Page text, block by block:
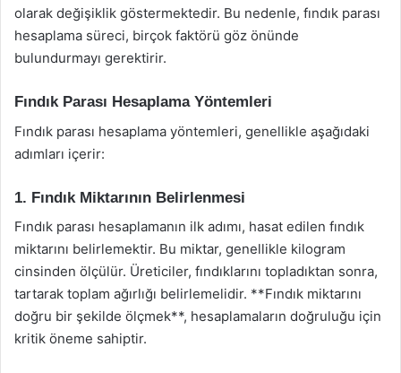
olarak değişiklik göstermektedir. Bu nedenle, fındık parası
hesaplama süreci, birçok faktörü göz önünde
bulundurmayı gerektirir.
Fındık Parası Hesaplama Yöntemleri
Fındık parası hesaplama yöntemleri, genellikle aşağıdaki
adımları içerir:
1. Fındık Miktarının Belirlenmesi
Fındık parası hesaplamanın ilk adımı, hasat edilen fındık
miktarını belirlemektir. Bu miktar, genellikle kilogram
cinsinden ölçülür. Üreticiler, fındıklarını topladıktan sonra,
tartarak toplam ağırlığı belirlemelidir. **Fındık miktarını
doğru bir şekilde ölçmek**, hesaplamaların doğruluğu için
kritik öneme sahiptir.